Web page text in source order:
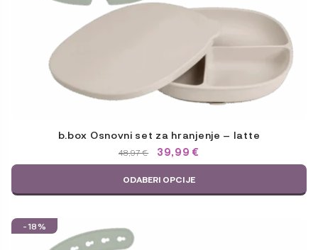
b.box Osnovni set za hranjenje – latte
48,97€
IZVORNA
CIJENA
JE:
48,97 €.
39,99€
CIJENA
ODABERI OPCIJE
-18%